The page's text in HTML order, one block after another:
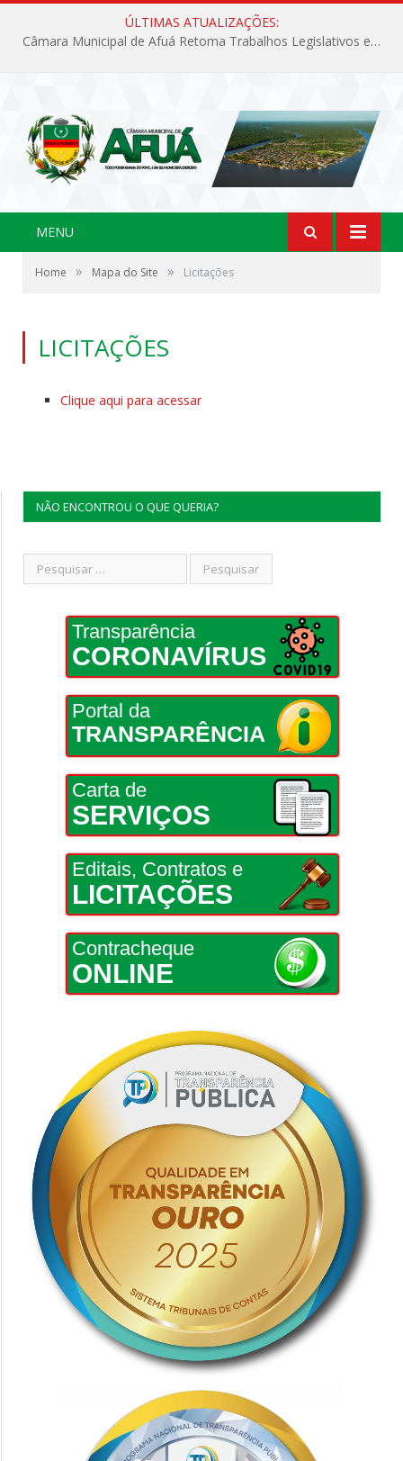
ÚLTIMAS ATUALIZAÇÕES:
Câmara Municipal de Afuá Retoma Trabalhos Legislativos em Sessão Ordinária
MENU
Home » Mapa do Site » Licitações
LICITAÇÕES
Clique aqui para acessar
NÃO ENCONTROU O QUE QUERIA?
Transparência
CORONAVÍRUS
Portal da
TRANSPARÊNCIA
Carta de
SERVIÇOS
Editais, Contratos e
LICITAÇÕES
Contracheque
ONLINE